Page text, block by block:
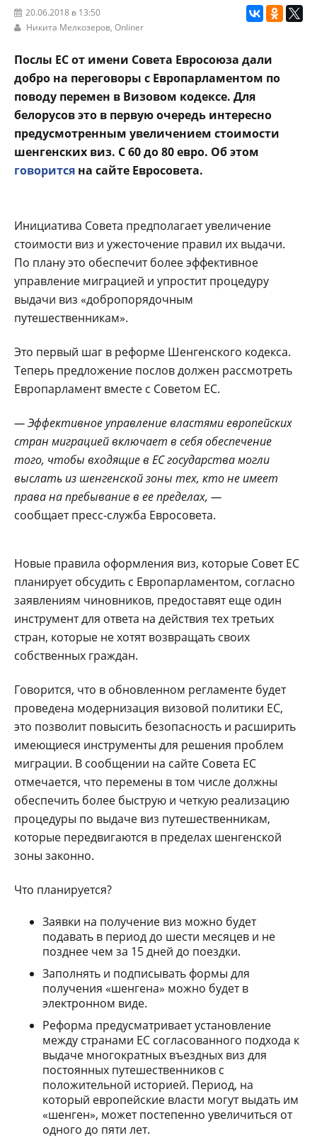
20.06.2018 в 13:50
Никита Мелкозеров, Onliner
Послы ЕС от имени Совета Евросоюза дали
добро на переговоры с Европарламентом по
поводу перемен в Визовом кодексе. Для
белорусов это в первую очередь интересно
предусмотренным увеличением стоимости
шенгенских виз. С 60 до 80 евро. Об этом
говорится на сайте Евросовета.
Инициатива Совета предполагает увеличение
стоимости виз и ужесточение правил их выдачи.
По плану это обеспечит более эффективное
управление миграцией и упростит процедуру
выдачи виз «добропорядочным
путешественникам».
Это первый шаг в реформе Шенгенского кодекса.
Теперь предложение послов должен рассмотреть
Европарламент вместе с Советом ЕС.
— Эффективное управление властями европейских
стран миграцией включает в себя обеспечение
того, чтобы входящие в ЕС государства могли
выслать из шенгенской зоны тех, кто не имеет
права на пребывание в ее пределах, —
сообщает пресс-служба Евросовета.
Новые правила оформления виз, которые Совет ЕС
планирует обсудить с Европарламентом, согласно
заявлениям чиновников, предоставят еще один
инструмент для ответа на действия тех третьих
стран, которые не хотят возвращать своих
собственных граждан.
Говорится, что в обновленном регламенте будет
проведена модернизация визовой политики ЕС,
это позволит повысить безопасность и расширить
имеющиеся инструменты для решения проблем
миграции. В сообщении на сайте Совета ЕС
отмечается, что перемены в том числе должны
обеспечить более быструю и четкую реализацию
процедуры по выдаче виз путешественникам,
которые передвигаются в пределах шенгенской
зоны законно.
Что планируется?
Заявки на получение виз можно будет
подавать в период до шести месяцев и не
позднее чем за 15 дней до поездки.
Заполнять и подписывать формы для
получения «шенгена» можно будет в
электронном виде.
Реформа предусматривает установление
между странами ЕС согласованного подхода к
выдаче многократных въездных виз для
постоянных путешественников с
положительной историей. Период, на
который европейские власти могут выдать им
«шенген», может постепенно увеличиться от
одного до пяти лет.